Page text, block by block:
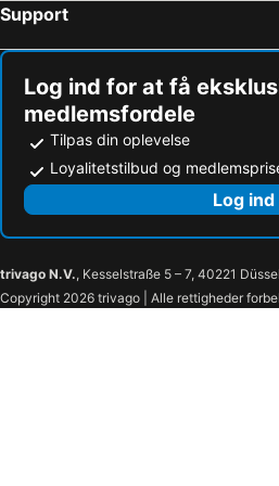
Ko Hong
Phang Nga Bay
Dino Park Mini Golf
Monkey Beach
Ban Tai
Chicken Island
Ko
Phuket Aquarium
Koh
Wat Chalong
Maithon Island
Soi
Mamma Mia
Tha
Support
Log ind for at få
medlemsfordele
Tilpas din oplevelse
Loyalitetstilbud og
Log ind
trivago N.V., Kesselstraße 5 – 7, 40221
Copyright 2026 trivago | Alle rettigheder